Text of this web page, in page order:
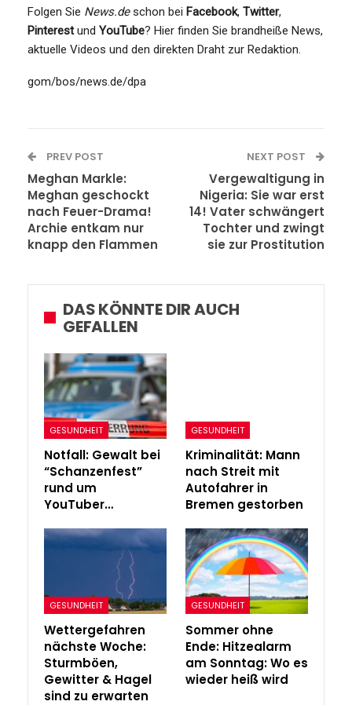
Folgen Sie News.deschon bei Facebook, Twitter,
Pinterestund YouTube? Hier finden Sie brandheiße News,
aktuelle Videos und den direkten Draht zur Redaktion.
gom/bos/news.de/dpa
PREV POST
Meghan Markle:
Meghan geschockt
nach Feuer-Drama!
Archie entkam nur
knapp den Flammen
NEXT POST
Vergewaltigung in
Nigeria: Sie war erst
14! Vater schwängert
Tochter und zwingt
sie zur Prostitution
DAS KÖNNTE DIR AUCH
GEFALLEN
GESUNDHEIT
Notfall: Gewalt bei
“Schanzenfest”
rund um
YouTuber…
GESUNDHEIT
Kriminalität: Mann
nach Streit mit
Autofahrer in
Bremen gestorben
GESUNDHEIT
Wettergefahren
nächste Woche:
Sturmböen,
Gewitter & Hagel
sind zu erwarten
GESUNDHEIT
Sommer ohne
Ende: Hitzealarm
am Sonntag: Wo es
wieder heiß wird